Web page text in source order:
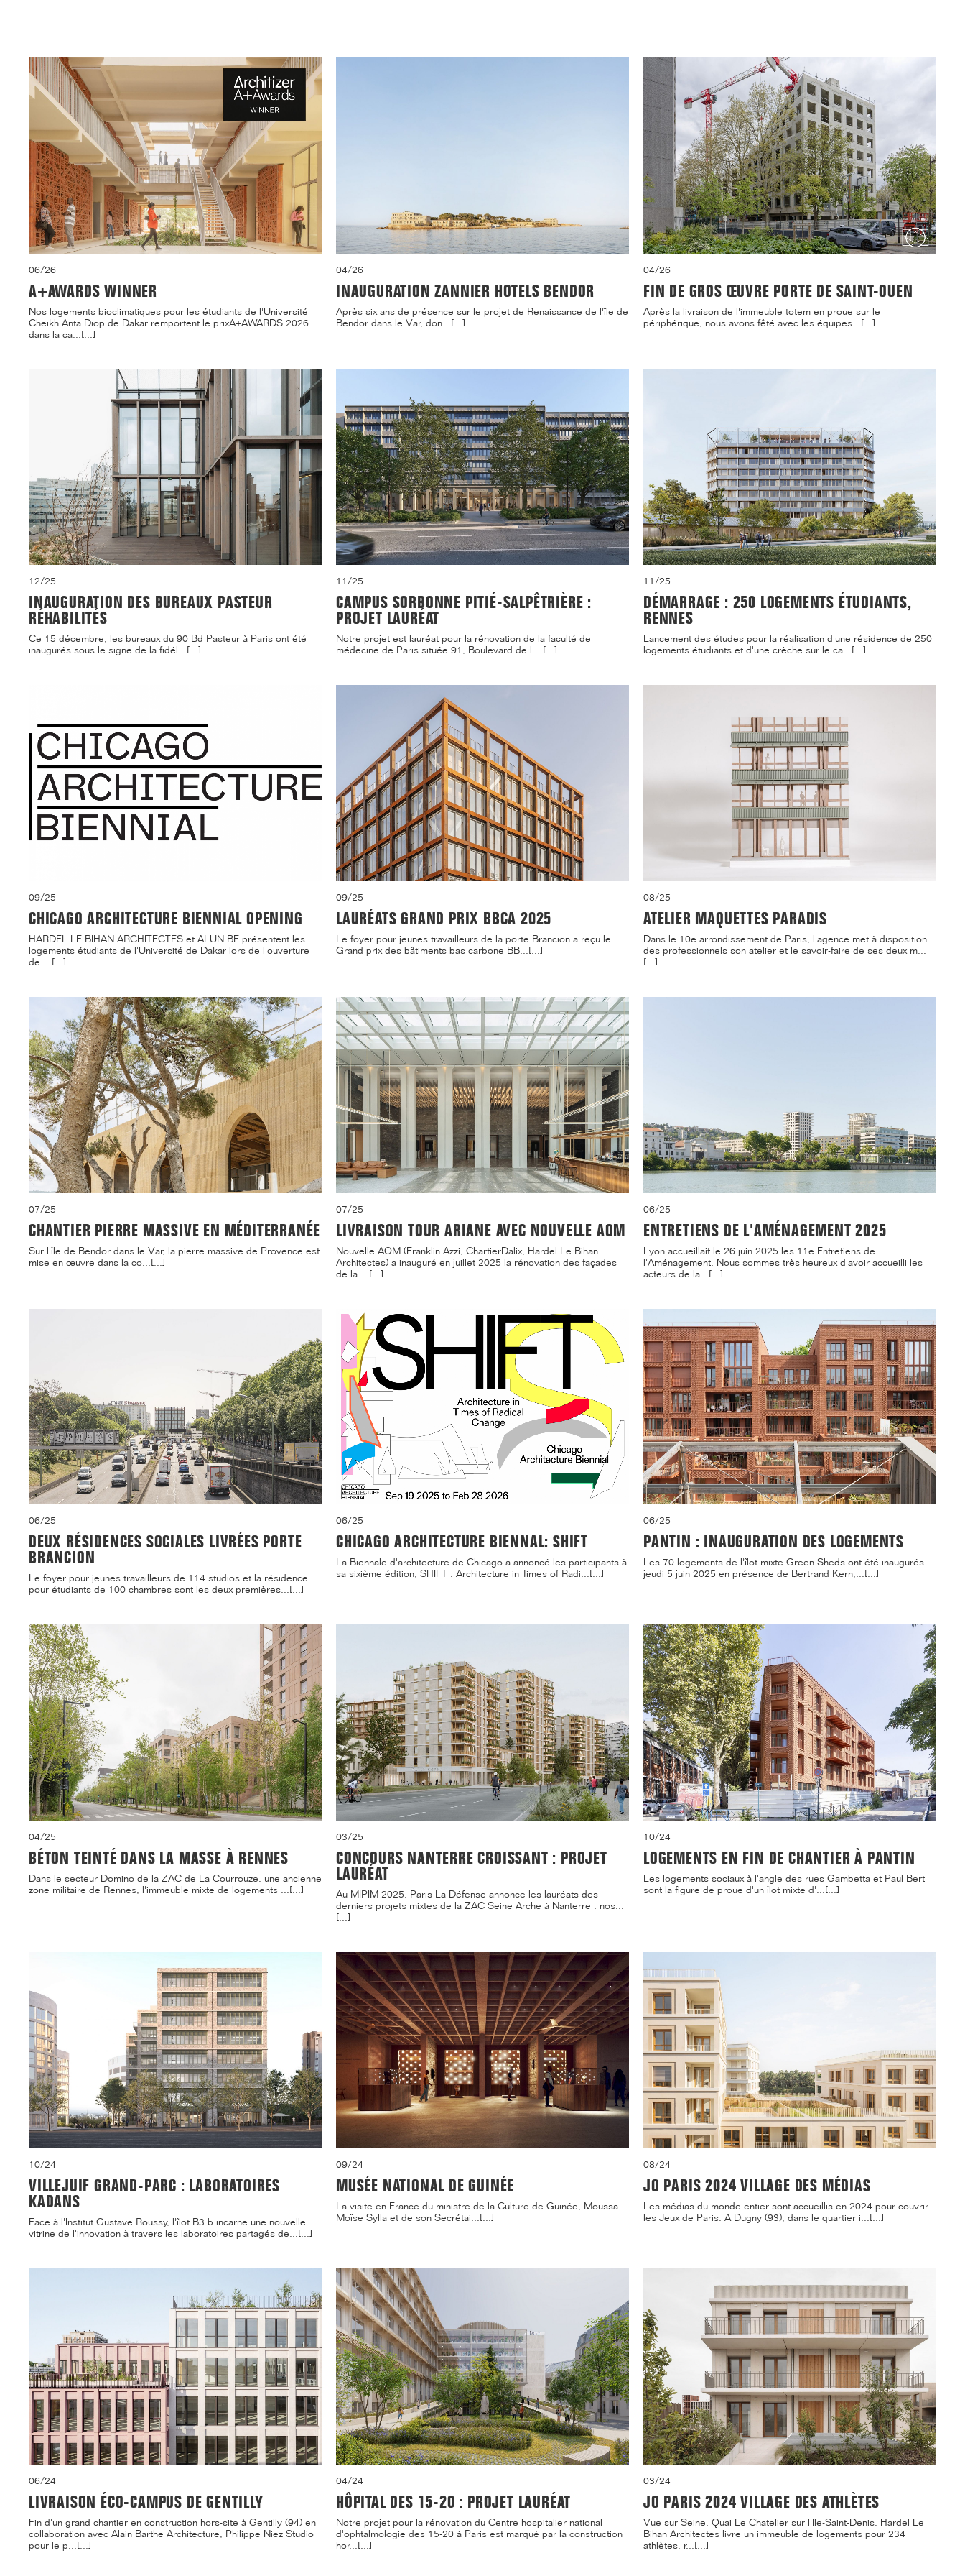
06/26
A+AWARDS WINNER
Nos logements bioclimatiques pour les étudiants de l'Université
Cheikh Anta Diop de Dakar remportent le prixA+AWARDS 2026
dans la ca...[...]
04/26
INAUGURATION ZANNIER HOTELS BENDOR
Après six ans de présence sur le projet de Renaissance de l'île de
Bendor dans le Var, don...[...]
04/26
FIN DE GROS ŒUVRE PORTE DE SAINT-OUEN
Après la livraison de l'immeuble totem en proue sur le
périphérique, nous avons fêté avec les équipes...[...]
12/25
INAUGURATION DES BUREAUX PASTEUR
RÉHABILITÉS
Ce 15 décembre, les bureaux du 90 Bd Pasteur à Paris ont été
inaugurés sous le signe de la fidél...[...]
11/25
CAMPUS SORBONNE PITIÉ-SALPÊTRIÈRE :
PROJET LAURÉAT
Notre projet est lauréat pour la rénovation de la faculté de
médecine de Paris située 91, Boulevard de l'...[...]
11/25
DÉMARRAGE : 250 LOGEMENTS ÉTUDIANTS,
RENNES
Lancement des études pour la réalisation d'une résidence de 250
logements étudiants et d'une crèche sur le ca...[...]
09/25
CHICAGO ARCHITECTURE BIENNIAL OPENING
HARDEL LE BIHAN ARCHITECTES et ALUN BE présentent les
logements étudiants de l'Université de Dakar lors de l'ouverture
de ...[...]
09/25
LAURÉATS GRAND PRIX BBCA 2025
Le foyer pour jeunes travailleurs de la porte Brancion a reçu le
Grand prix des bâtiments bas carbone BB...[...]
08/25
ATELIER MAQUETTES PARADIS
Dans le 10e arrondissement de Paris, l'agence met à disposition
des professionnels son atelier et le savoir-faire de ses deux m...
[...]
07/25
CHANTIER PIERRE MASSIVE EN MÉDITERRANÉE
Sur l'île de Bendor dans le Var, la pierre massive de Provence est
mise en œuvre dans la co...[...]
07/25
LIVRAISON TOUR ARIANE AVEC NOUVELLE AOM
Nouvelle AOM (Franklin Azzi, ChartierDalix, Hardel Le Bihan
Architectes) a inauguré en juillet 2025 la rénovation des façades
de la ...[...]
06/25
ENTRETIENS DE L'AMÉNAGEMENT 2025
Lyon accueillait le 26 juin 2025 les 11e Entretiens de
l'Aménagement. Nous sommes très heureux d'avoir accueilli les
acteurs de la...[...]
06/25
DEUX RÉSIDENCES SOCIALES LIVRÉES PORTE
BRANCION
Le foyer pour jeunes travailleurs de 114 studios et la résidence
pour étudiants de 100 chambres sont les deux premières...[...]
06/25
CHICAGO ARCHITECTURE BIENNAL: SHIFT
La Biennale d'architecture de Chicago a annoncé les participants à
sa sixième édition, SHIFT : Architecture in Times of Radi...[...]
06/25
PANTIN : INAUGURATION DES LOGEMENTS
Les 70 logements de l'îlot mixte Green Sheds ont été inaugurés
jeudi 5 juin 2025 en présence de Bertrand Kern,...[...]
04/25
BÉTON TEINTÉ DANS LA MASSE À RENNES
Dans le secteur Domino de la ZAC de La Courrouze, une ancienne
zone militaire de Rennes, l'immeuble mixte de logements ...[...]
03/25
CONCOURS NANTERRE CROISSANT : PROJET
LAURÉAT
Au MIPIM 2025, Paris-La Défense annonce les lauréats des
derniers projets mixtes de la ZAC Seine Arche à Nanterre : nos...
[...]
10/24
LOGEMENTS EN FIN DE CHANTIER À PANTIN
Les logements sociaux à l'angle des rues Gambetta et Paul Bert
sont la figure de proue d'un îlot mixte d'...[...]
10/24
VILLEJUIF GRAND-PARC : LABORATOIRES
KADANS
Face à l'Institut Gustave Roussy, l'îlot B3.b incarne une nouvelle
vitrine de l'innovation à travers les laboratoires partagés de...[...]
09/24
MUSÉE NATIONAL DE GUINÉE
La visite en France du ministre de la Culture de Guinée, Moussa
Moïse Sylla et de son Secrétai...[...]
08/24
JO PARIS 2024 VILLAGE DES MÉDIAS
Les médias du monde entier sont accueillis en 2024 pour couvrir
les Jeux de Paris. A Dugny (93), dans le quartier i...[...]
06/24
LIVRAISON ÉCO-CAMPUS DE GENTILLY
Fin d'un grand chantier en construction hors-site à Gentilly (94) en
collaboration avec Alain Barthe Architecture, Philippe Niez Studio
pour le p...[...]
04/24
HÔPITAL DES 15-20 : PROJET LAURÉAT
Notre projet pour la rénovation du Centre hospitalier national
d'ophtalmologie des 15-20 à Paris est marqué par la construction
hor...[...]
03/24
JO PARIS 2024 VILLAGE DES ATHLÈTES
Vue sur Seine, Quai Le Chatelier sur l'Ile-Saint-Denis, Hardel Le
Bihan Architectes livre un immeuble de logements pour 234
athlètes, r...[...]